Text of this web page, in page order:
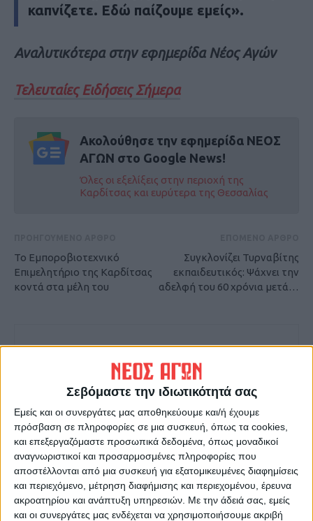
Σεβόμαστε την ιδιωτικότητά σας
Εμείς και οι συνεργάτες μας αποθηκεύουμε και/ή έχουμε
πρόσβαση σε πληροφορίες σε μια συσκευή, όπως τα cookies,
και επεξεργαζόμαστε προσωπικά δεδομένα, όπως μοναδικοί
αναγνωριστικοί και προσαρμοσμένες πληροφορίες που
αποστέλλονται από μια συσκευή για εξατομικευμένες διαφημίσεις
και περιεχόμενο, μέτρηση διαφήμισης και περιεχομένου, έρευνα
ακροατηρίου και ανάπτυξη υπηρεσιών. Με την άδειά σας, εμείς
και οι συνεργάτες μας ενδέχεται να χρησιμοποιήσουμε ακριβή
καπνίζετε. Εδώ παίζουμε εμείς».
Αναλυτικότερα στην εφημερίδα Νέος Αγών
Τελευταίες Ειδήσεις Σήμερα
Ακολούθησε την εφημερίδα ΝΕΟΣ
ΑΓΩΝ στο Google News!
Όλες οι εξελίξεις στην περιοχή της
Καρδίτσας και ευρύτερα της Θεσσαλίας
Το Εμποροβιοτεχνικό
Επιμελητήριο της Καρδίτσας
κοντά στα μέλη του
Συγκλονίζει Τυρναβίτης
εκπαιδευτικός: Ψάχνει την
αδελφή του 60 χρόνια μετά…
ΝΕΟΣ ΑΓΩΝ
https://neosagon.gr
Η Αρχαιότερη Καθημερινή Πρωινή Εφημερίδα της Καρδίτσας